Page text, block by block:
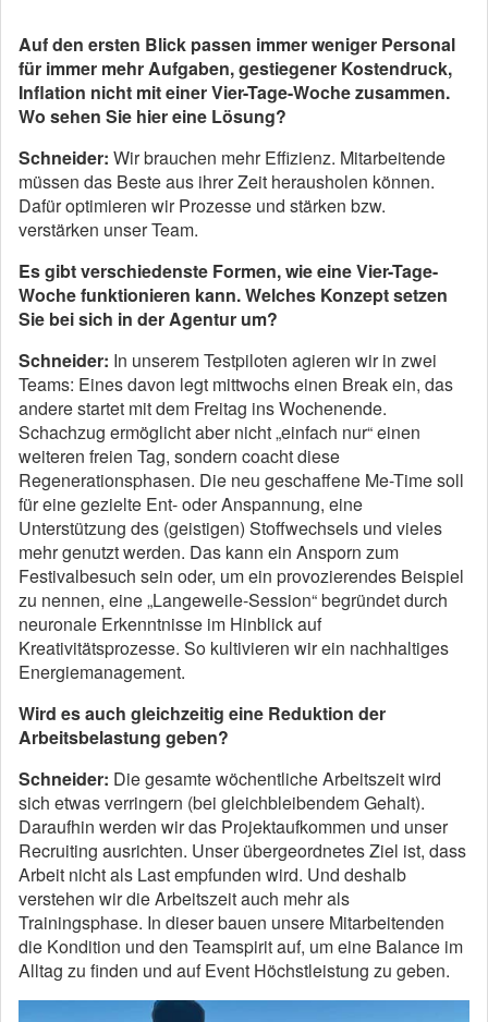
Auf den ersten Blick passen immer weniger Personal
für immer mehr Aufgaben, gestiegener Kostendruck,
Inflation nicht mit einer Vier-Tage-Woche zusammen.
Wo sehen Sie hier eine Lösung?
Schneider: Wir brauchen mehr Effizienz. Mitarbeitende
müssen das Beste aus ihrer Zeit herausholen können.
Dafür optimieren wir Prozesse und stärken bzw.
verstärken unser Team.
Es gibt verschiedenste Formen, wie eine Vier-Tage-
Woche funktionieren kann. Welches Konzept setzen
Sie bei sich in der Agentur um?
Schneider: In unserem Testpiloten agieren wir in zwei
Teams: Eines davon legt mittwochs einen Break ein, das
andere startet mit dem Freitag ins Wochenende.
Schachzug ermöglicht aber nicht „einfach nur“ einen
weiteren freien Tag, sondern coacht diese
Regenerationsphasen. Die neu geschaffene Me-Time soll
für eine gezielte Ent- oder Anspannung, eine
Unterstützung des (geistigen) Stoffwechsels und vieles
mehr genutzt werden. Das kann ein Ansporn zum
Festivalbesuch sein oder, um ein provozierendes Beispiel
zu nennen, eine „Langeweile-Session“ begründet durch
neuronale Erkenntnisse im Hinblick auf
Kreativitätsprozesse. So kultivieren wir ein nachhaltiges
Energiemanagement.
Wird es auch gleichzeitig eine Reduktion der
Arbeitsbelastung geben?
Schneider: Die gesamte wöchentliche Arbeitszeit wird
sich etwas verringern (bei gleichbleibendem Gehalt).
Daraufhin werden wir das Projektaufkommen und unser
Recruiting ausrichten. Unser übergeordnetes Ziel ist, dass
Arbeit nicht als Last empfunden wird. Und deshalb
verstehen wir die Arbeitszeit auch mehr als
Trainingsphase. In dieser bauen unsere Mitarbeitenden
die Kondition und den Teamspirit auf, um eine Balance im
Alltag zu finden und auf Event Höchstleistung zu geben.